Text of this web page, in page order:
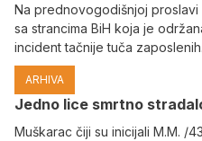
Na prednovogodišnjoj
sa strancima BiH koja je
incident tačnije tuča zaposlenih.
ARHIVA
Јedno lice smrtno
Muškarac čiji su inicijali M.M. /